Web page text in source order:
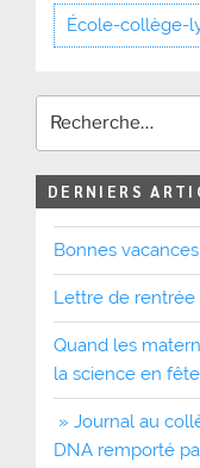
École-collège-
DERNIERS
Bonnes
Lettre de
Quand les
la science en
» Journal au
DNA remporté